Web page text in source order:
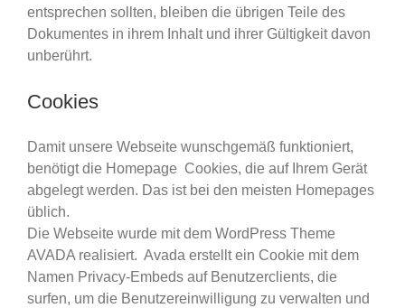
entsprechen sollten, bleiben die übrigen Teile des
Dokumentes in ihrem Inhalt und ihrer Gültigkeit davon
unberührt.
Cookies
Damit unsere Webseite wunschgemäß funktioniert,
benötigt die Homepage Cookies, die auf Ihrem Gerät
abgelegt werden. Das ist bei den meisten Homepages
üblich.
Die Webseite wurde mit dem WordPress Theme
AVADA realisiert. Avada erstellt ein Cookie mit dem
Namen Privacy-Embeds auf Benutzerclients, die
surfen, um die Benutzereinwilligung zu verwalten und